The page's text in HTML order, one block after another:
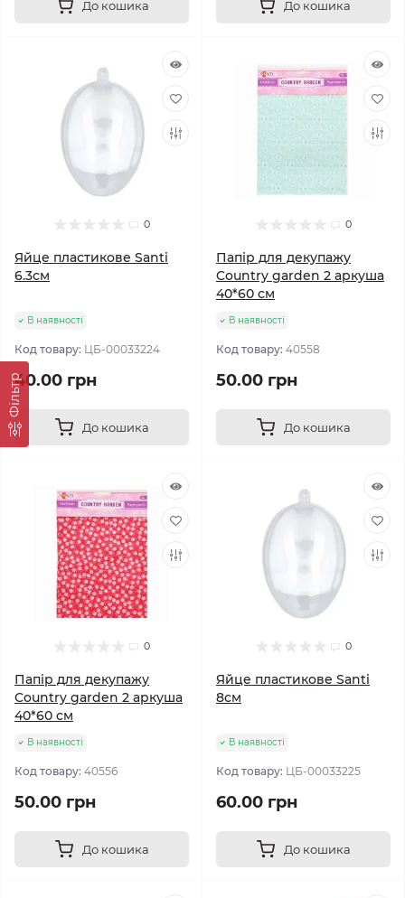
Фільтр
До кошика До кошика
0
Яйце пластикове Santi
6.3см
В наявності
Код товару: ЦБ-00033224
40.00 грн
До кошика
0
Папір для декупажу
Country garden 2 аркуша
40*60 см
В наявності
Код товару: 40558
50.00 грн
До кошика
0
Папір для декупажу
Country garden 2 аркуша
40*60 см
В наявності
Код товару: 40556
50.00 грн
До кошика
0
Яйце пластикове Santi
8см
В наявності
Код товару: ЦБ-00033225
60.00 грн
До кошика